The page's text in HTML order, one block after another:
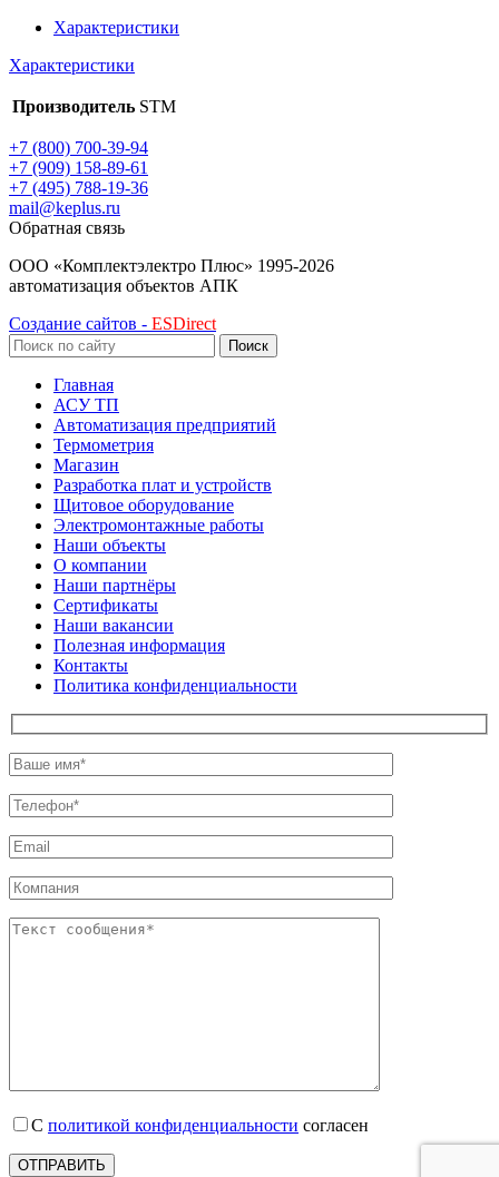
Характеристики
Характеристики
Производитель STM
+7 (800) 700-39-94
+7 (909) 158-89-61
+7 (495) 788-19-36
mail@keplus.ru
Обратная связь
ООО «Комплектэлектро Плюс» 1995-2026
автоматизация объектов АПК
Создание сайтов - ESDirect
Поиск
Главная
АСУ ТП
Автоматизация предприятий
Термометрия
Магазин
Разработка плат и устройств
Щитовое оборудование
Электромонтажные работы
Наши объекты
О компании
Наши партнёры
Сертификаты
Наши вакансии
Полезная информация
Контакты
Политика конфиденциальности
С политикой конфиденциальности согласен